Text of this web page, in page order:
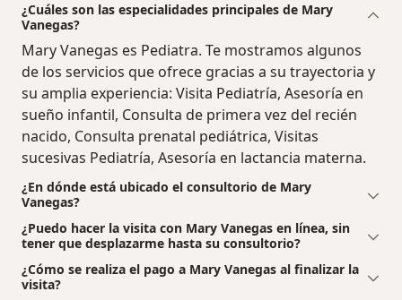
¿Cuáles son las especialidades principales de Mary
Vanegas?
Mary Vanegas es Pediatra. Te mostramos algunos
de los servicios que ofrece gracias a su trayectoria y
su amplia experiencia: Visita Pediatría, Asesoría en
sueño infantil, Consulta de primera vez del recién
nacido, Consulta prenatal pediátrica, Visitas
sucesivas Pediatría, Asesoría en lactancia materna.
¿En dónde está ubicado el consultorio de Mary
Vanegas?
¿Puedo hacer la visita con Mary Vanegas en línea, sin
tener que desplazarme hasta su consultorio?
¿Cómo se realiza el pago a Mary Vanegas al finalizar la
visita?